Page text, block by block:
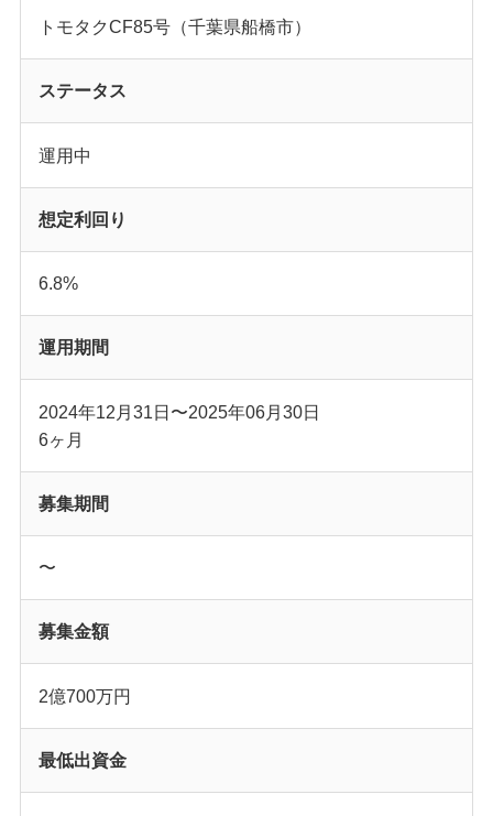
トモタクCF85号（千葉県船橋市）
ステータス
運用中
想定利回り
6.8%
運用期間
2024年12月31日〜2025年06月30日
6ヶ月
募集期間
〜
募集金額
2億700万円
最低出資金